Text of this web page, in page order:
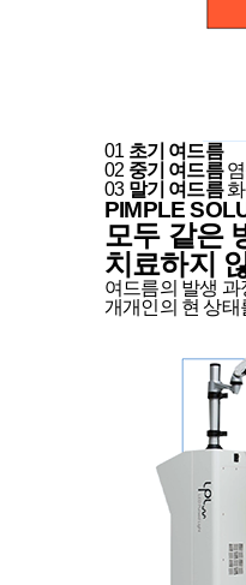
01 초기 여드름
02 중기 여드름
03 말기 여드름
PIMPLE
모두 같은
치료하지
여드름의 발생
개개인의 현 상태